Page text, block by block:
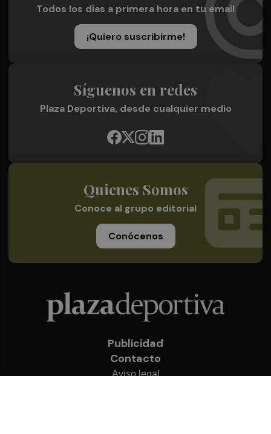
Todos los días a primera hora en tu email
¡Quiero suscribirme!
Síguenos en redes
Plaza Deportiva, desde cualquier medio
Quienes Somos
Conoce al grupo editorial
Conócenos
Publicidad
Contacto
Aviso legal